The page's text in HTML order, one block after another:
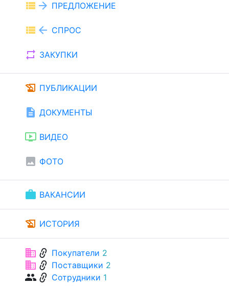
view_list arrow_forward ПРЕДЛОЖЕНИЕ
view_list arrow_back СПРОС
repeat ЗАКУПКИ
history_edu ПУБЛИКАЦИИ
description ДОКУМЕНТЫ
ondemand_video ВИДЕО
image ФОТО
work ВАКАНСИИ
history_edu ИСТОРИЯ
businesslink Покупатели 2
businesslink Поставщики 2
grouplink Сотрудники 1